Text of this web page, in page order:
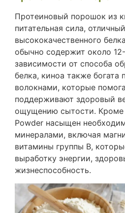
Протеиновый порошок из
питательная сила,
высококачественного
обычно содержит около
зависимости от способа
белка, киноа также
волокнами, которые
поддерживают здоровый
ощущению сытости. Кроме
Powder насыщен
минералами, включая
витамины группы В,
выработку энергии,
жизнеспособность.